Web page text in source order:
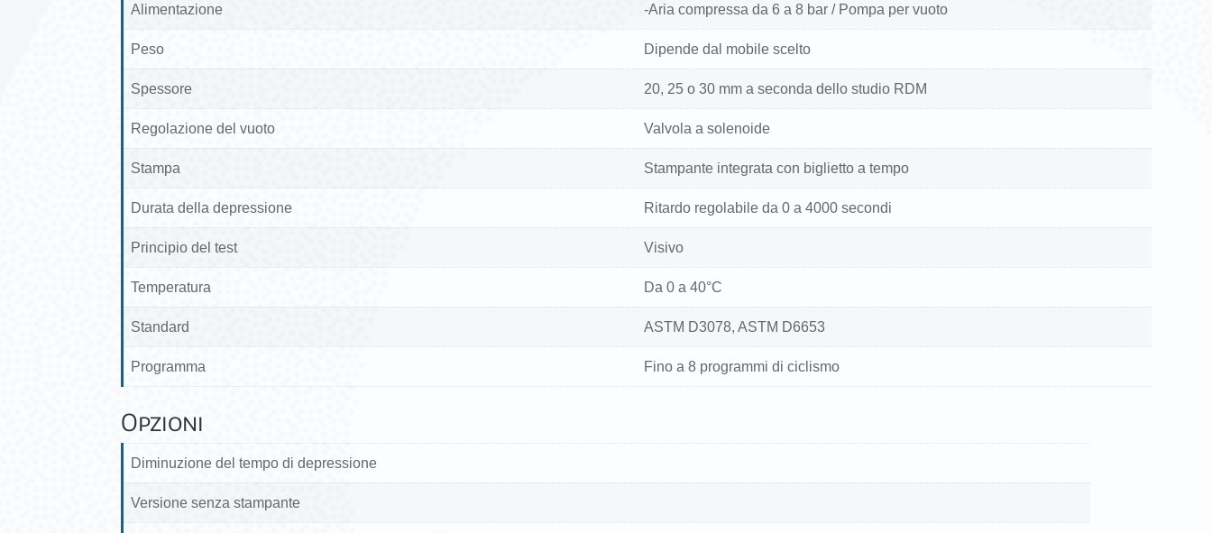
Alimentazione -Aria compressa da 6 a 8 bar / Pompa per vuoto
Peso Dipende dal mobile scelto
Spessore 20, 25 o 30 mm a seconda dello studio RDM
Regolazione del vuoto Valvola a solenoide
Stampa Stampante integrata con biglietto a tempo
Durata della depressione Ritardo regolabile da 0 a 4000 secondi
Principio del test Visivo
Temperatura Da 0 a 40°C
Standard ASTM D3078, ASTM D6653
Programma Fino a 8 programmi di ciclismo
Opzioni
Diminuzione del tempo di depressione
Versione senza stampante